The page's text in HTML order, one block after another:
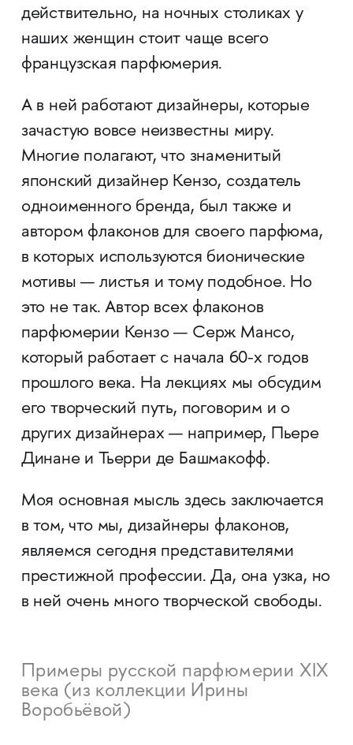
действительно, на ночных столиках у
наших женщин стоит чаще всего
французская парфюмерия.
А в ней работают дизайнеры, которые
зачастую вовсе неизвестны миру.
Многие полагают, что знаменитый
японский дизайнер Кензо, создатель
одноименного бренда, был также и
автором флаконов для своего парфюма,
в которых используются бионические
мотивы — листья и тому подобное. Но
это не так. Автор всех флаконов
парфюмерии Кензо — Серж Мансо,
который работает с начала 60-х годов
прошлого века. На лекциях мы обсудим
его творческий путь, поговорим и о
других дизайнерах — например, Пьере
Динане и Тьерри де Башмакофф.
Моя основная мысль здесь заключается
в том, что мы, дизайнеры флаконов,
являемся сегодня представителями
престижной профессии. Да, она узка, но
в ней очень много творческой свободы.
Примеры русской парфюмерии XIX
века (из коллекции Ирины
Воробьёвой)